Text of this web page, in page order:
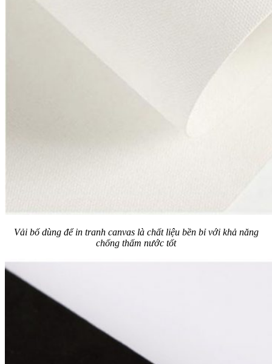
Vải bố dùng để in tranh canvas là chất liệu bền bỉ với khả năng
chống thấm nước tốt